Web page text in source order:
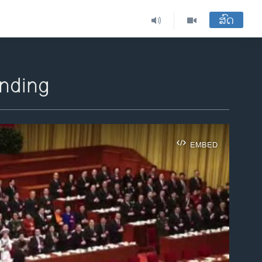
ສົດ
EMBED